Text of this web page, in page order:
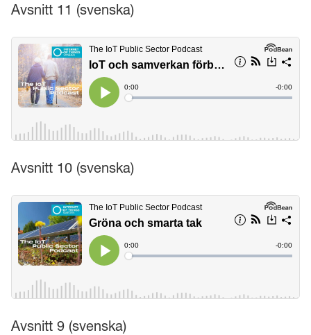
Avsnitt 11 (svenska)
Avsnitt 10 (svenska)
Avsnitt 9 (svenska)